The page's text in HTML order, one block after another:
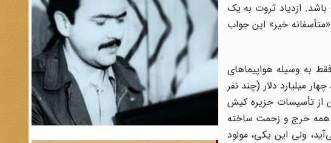
ازدیاد ثروت به یک
خیر» این جواب
به وسیله هواپیماهای
میلیارد دلار (چند نفر
از تأسیسات جزیره کیش
همه خرج و زحمت ساخته
ولی این یکی، مولود